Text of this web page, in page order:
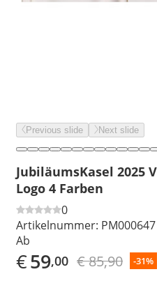
Previous slide Next slide
JubiläumsKasel 2025
Logo 4 Farben
0
Artikelnummer: PM000647
Ab
€59,00 € 85,90 -31%